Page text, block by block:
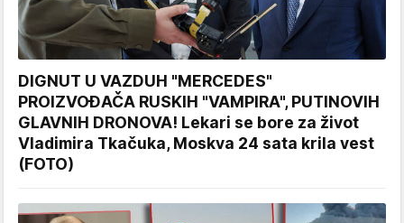
DIGNUT U VAZDUH "MERCEDES"
PROIZVOĐAČA RUSKIH "VAMPIRA", PUTINOVIH
GLAVNIH DRONOVA! Lekari se bore za život
Vladimira Tkačuka, Moskva 24 sata krila vest
(FOTO)